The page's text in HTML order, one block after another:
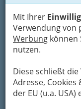
Mit Ihrer
Verwendung von
Werbung können
nutzen.
Diese schließt
Adresse,
der EU (u.a. USA)